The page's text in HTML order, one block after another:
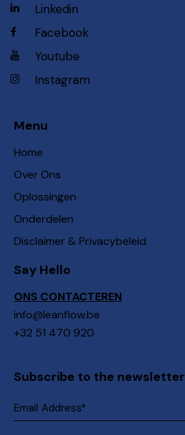
Linkedin
Facebook
Youtube
Instagram
Menu
Home
Over Ons
Oplossingen
Onderdelen
Disclaimer & Privacybeleid
Say Hello
ONS CONTACTEREN
info@leanflow.be
+32 51 470 920
Subscribe to the newsletter